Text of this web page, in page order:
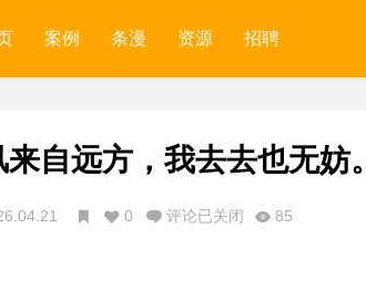
案例 条漫 资源 招聘
来自远方，我去去也无妨。
0 评论已关闭 85